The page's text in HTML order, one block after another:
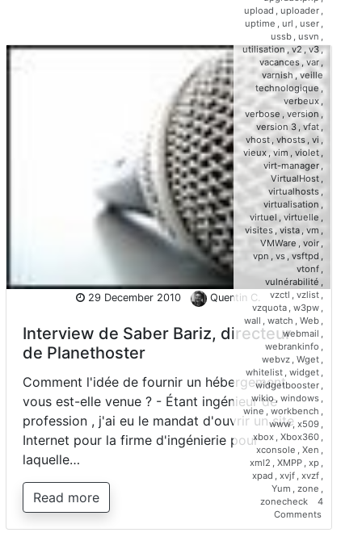
29 December 2010 Quentin C.
Interview de Saber Bariz, directeur
de Planethoster
Comment l'idée de fournir un hébergement
vous est-elle venue ? - Étant ingénieur de
profession , j'ai eu le mandat d'ouvrir un site
Internet pour la firme d'ingénierie pour
laquelle…
Read more
upload , uploader ,
uptime , url , user ,
ussb , usvn ,
utilisation,v2,v3,
vacances , var,
varnish , veille
technologique ,
verbeux ,
verbose ,version,
version 3 ,vfat ,
vhost , vhosts , vi ,
vieux , vim , violet,
virt-manager ,
VirtualHost ,
virtualhosts ,
virtualisation ,
virtuel, virtuelle ,
visites , vista , vm ,
VMWare , voir ,
vpn , vs , vsftpd ,
vtonf ,
vulnérabilité ,
vzctl , vzlist ,
vzquota , w3pw ,
wall , watch , Web ,
webmail ,
webrankinfo ,
webvz , Wget ,
whitelist , widget ,
widgetbooster ,
wikio, windows ,
wine , workbench ,
www, x509 ,
xbox , Xbox360 ,
xconsole , Xen ,
xml2 , XMPP , xp ,
xpad , xvjf , xvzf ,
Yum , zone ,
zonecheck
4
Commentson
Interview